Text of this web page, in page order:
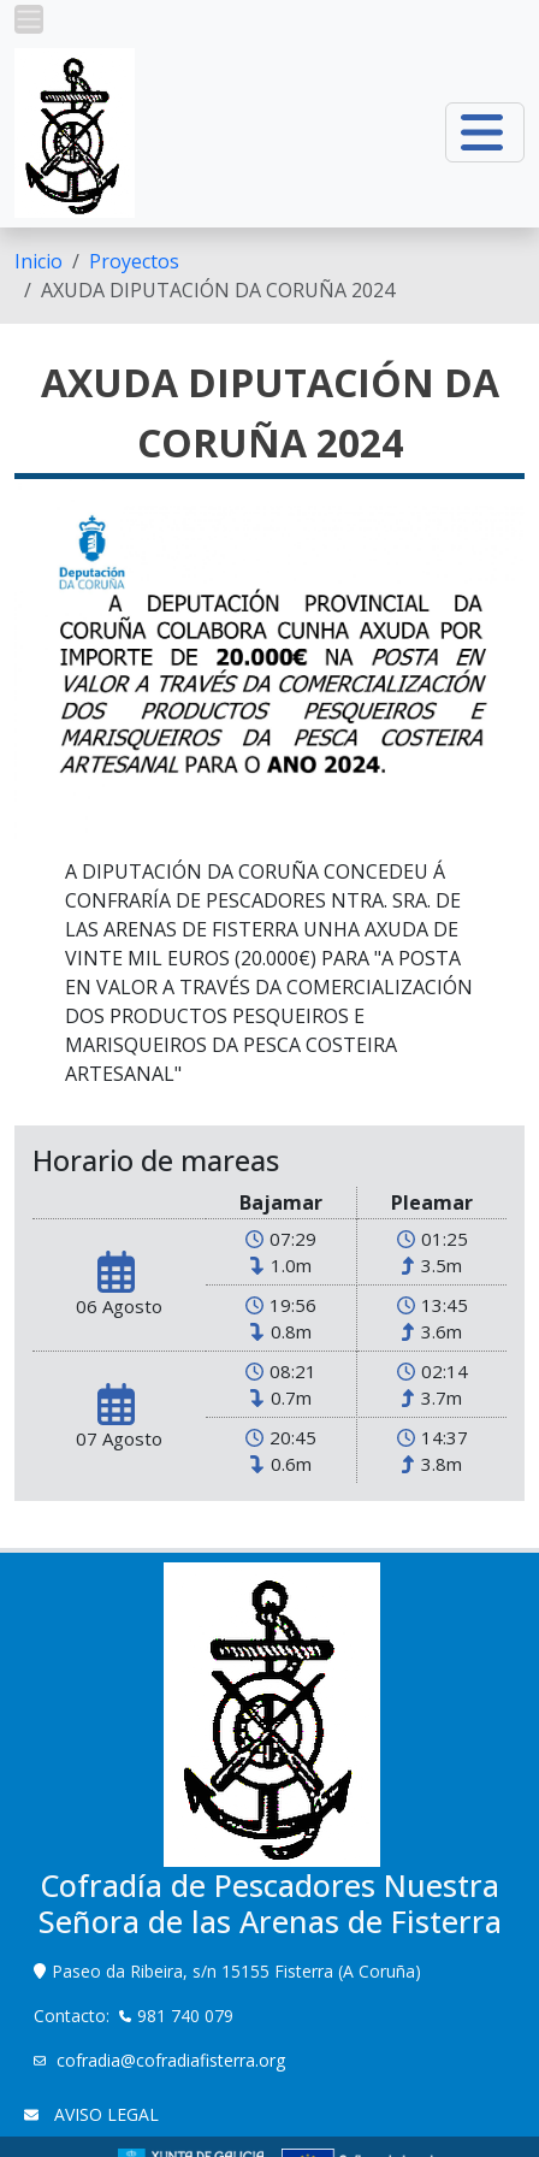
Pasar al contenido principal
Inicio
Proyectos
AXUDA DIPUTACIÓN DA CORUÑA 2024
AXUDA DIPUTACIÓN DA
CORUÑA 2024
A DIPUTACIÓN DA CORUÑA CONCEDEU Á
CONFRARÍA DE PESCADORES NTRA. SRA. DE
LAS ARENAS DE FISTERRA UNHA AXUDA DE
VINTE MIL EUROS (20.000€) PARA "A POSTA
EN VALOR A TRAVÉS DA COMERCIALIZACIÓN
DOS PRODUCTOS PESQUEIROS E
MARISQUEIROS DA PESCA COSTEIRA
ARTESANAL"
Horario de mareas
Bajamar Pleamar
06 Agosto
07:29
1.0m
01:25
3.5m
19:56
0.8m
13:45
3.6m
07 Agosto
08:21
0.7m
02:14
3.7m
20:45
0.6m
14:37
3.8m
Cofradía de Pescadores Nuestra
Señora de las Arenas de Fisterra
Paseo da Ribeira, s/n 15155 Fisterra (A Coruña)
Contacto:
981 740 079
cofradia@cofradiafisterra.org
AVISO LEGAL